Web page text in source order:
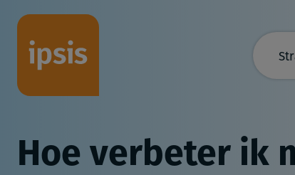
Hoe verbeter ik